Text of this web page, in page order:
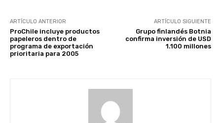
ARTÍCULO ANTERIOR
ProChile incluye productos
papeleros dentro de
programa de exportación
prioritaria para 2005
ARTÍCULO SIGUIENTE
Grupo finlandés Botnia
confirma inversión de USD
1.100 millones